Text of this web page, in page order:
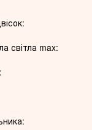
світла max: